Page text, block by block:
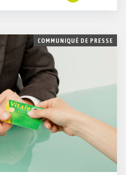
COMMUNIQUÉ DE PRESSE